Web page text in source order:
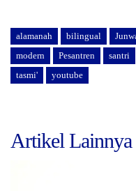
alamanah bilingual
modern
Pesantren santri
tasmi'
youtube
Artikel Lainnya